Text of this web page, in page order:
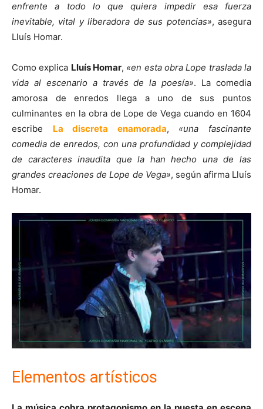
enfrente a todo lo que quiera impedir esa fuerza
inevitable, vital y liberadora de sus potencias», asegura
Lluís Homar.
Como explica Lluís Homar, «en esta obra Lope traslada la
vida al escenario a través de la poesía». La comedia
amorosa de enredos llega a uno de sus puntos
culminantes en la obra de Lope de Vega cuando en 1604
escribe La discreta enamorada, «una fascinante
comedia de enredos, con una profundidad y complejidad
de caracteres inaudita que la han hecho una de las
grandes creaciones de Lope de Vega», según afirma Lluís
Homar.
Elementos artísticos